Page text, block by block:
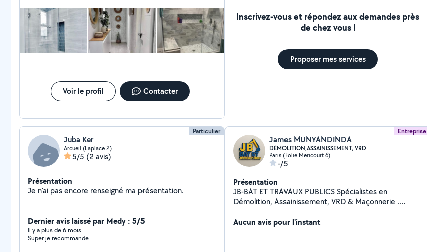
travail à moitié ( porte à galandage qui a pas été repeint,
manquait du BA 13 et qui ne rentre pas suffisamment dans le
mur cf photo ) le faux plafond présente des imperfections .
C’est ce qui arrive quand on ne sélectionne des entrepreneurs
avec peu ou des mauvais . Évidemment il ne reviendra pas ppur
repare
Voir le profil Contacter
Inscrivez-vous et répondez aux demandes près
de chez vous !
Proposer mes services
Particulier
Juba Ker
Arcueil (Laplace 2)
5/5 (2 avis)
Présentation
Je n'ai pas encore renseigné ma présentation.
Dernier avis laissé par Medy : 5/5
Il y a plus de 6 mois
Super je recommande
Entreprise
James MUNYANDINDA
DÉMOLITION,ASSAINISSEMENT, VRD
Paris (Folie Mericourt 6)
-/5
Présentation
JB-BAT ET TRAVAUX PUBLICS Spécialistes en
Démolition, Assainissement, VRD & Maçonnerie .
Assainissement (réseaux, évacuation, etc.) - VRD
Aucun avis pour l'instant